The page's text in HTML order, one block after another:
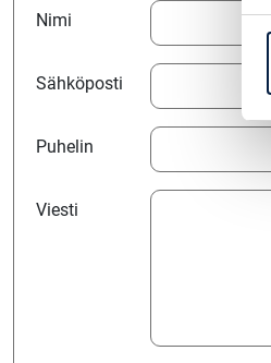
Nimi
Sähköposti
Puhelin
Viesti